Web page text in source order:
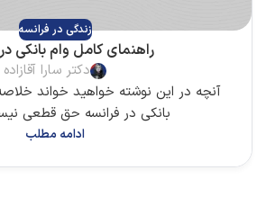
زندگی در فرانسه
راهنمای کامل وام بانکی
دکتر سارا آقازاده
آنچه در این نوشته خواهید خواند
بانکی در فرانسه حق قطعی
ادامه مطلب